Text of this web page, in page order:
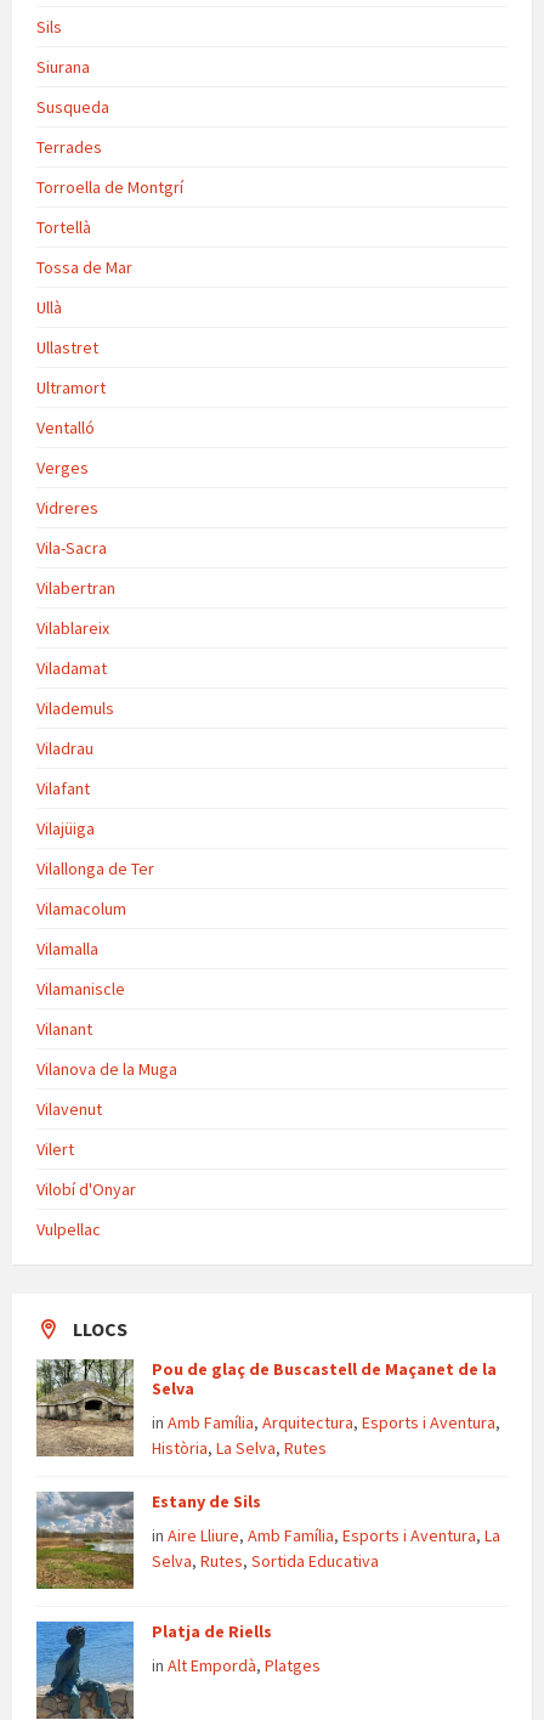
Sils
Siurana
Susqueda
Terrades
Torroella de Montgrí
Tortellà
Tossa de Mar
Ullà
Ullastret
Ultramort
Ventalló
Verges
Vidreres
Vila-Sacra
Vilabertran
Vilablareix
Viladamat
Vilademuls
Viladrau
Vilafant
Vilajüiga
Vilallonga de Ter
Vilamacolum
Vilamalla
Vilamaniscle
Vilanant
Vilanova de la Muga
Vilavenut
Vilert
Vilobí d'Onyar
Vulpellac
LLOCS
Pou de glaç de Buscastell de Maçanet de la
Selva
in Amb Família, Arquitectura, Esports i Aventura,
Història, La Selva, Rutes
Estany de Sils
in Aire Lliure, Amb Família, Esports i Aventura, La
Selva, Rutes, Sortida Educativa
Platja de Riells
in Alt Empordà, Platges